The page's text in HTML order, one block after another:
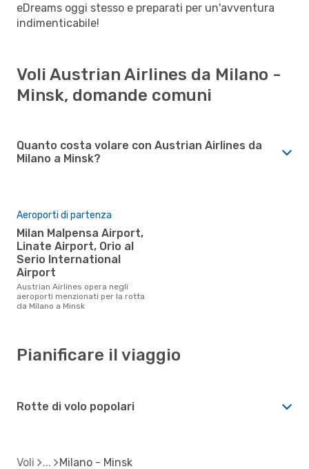
eDreams oggi stesso e preparati per un'avventura
indimenticabile!
Voli Austrian Airlines da Milano -
Minsk, domande comuni
Quanto costa volare con Austrian Airlines da
Milano a Minsk?
Aeroporti di partenza
Milan Malpensa Airport,
Linate Airport, Orio al
Serio International
Airport
Austrian Airlines opera negli
aeroporti menzionati per la rotta
da Milano a Minsk
Pianificare il viaggio
Rotte di volo popolari
Voli Milano - Minsk